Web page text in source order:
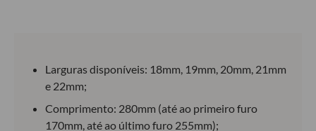
Larguras disponíveis: 18mm, 19mm, 20mm, 21mm
e 22mm;
Comprimento: 280mm (até ao primeiro furo
170mm, até ao último furo 255mm);